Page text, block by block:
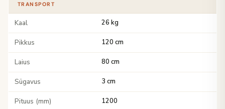
TRANSPORT
Kaal 26 kg
Pikkus 120 cm
Laius 80 cm
Sügavus 3 cm
Pituus (mm) 1200